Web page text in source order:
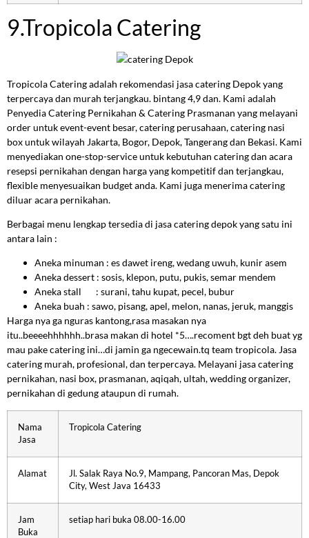
9.Tropicola Catering
Tropicola Catering adalah rekomendasi jasa catering Depok yang
terpercaya dan murah terjangkau. bintang 4,9 dan. Kami adalah
Penyedia Catering Pernikahan & Catering Prasmanan yang melayani
order untuk event-event besar, catering perusahaan, catering nasi
box untuk wilayah Jakarta, Bogor, Depok, Tangerang dan Bekasi. Kami
menyediakan one-stop-service untuk kebutuhan catering dan acara
resepsi pernikahan dengan harga yang kompetitif dan terjangkau,
flexible menyesuaikan budget anda. Kami juga menerima catering
diluar acara pernikahan.
Berbagai menu lengkap tersedia di jasa catering depok yang satu ini
antara lain :
Aneka minuman : es dawet ireng, wedang uwuh, kunir asem
Aneka dessert : sosis, klepon, putu, pukis, semar mendem
Aneka stall : surani, tahu kupat, pecel, bubur
Aneka buah : sawo, pisang, apel, melon, nanas, jeruk, manggis
Harga nya ga nguras kantong,rasa masakan nya
itu..beeeehhhhhh..brasa makan di hotel *5….recoment bgt deh buat yg
mau pake catering ini…di jamin ga ngecewain.tq team tropicola. Jasa
catering murah, profesional, dan terpercaya. Melayani jasa catering
pernikahan, nasi box, prasmanan, aqiqah, ultah, wedding organizer,
pernikahan di gedung ataupun di rumah.
Nama
Jasa
Tropicola Catering
Alamat
Jl. Salak Raya No.9, Mampang, Pancoran Mas, Depok
City, West Java 16433
Jam
Buka
setiap hari buka 08.00-16.00